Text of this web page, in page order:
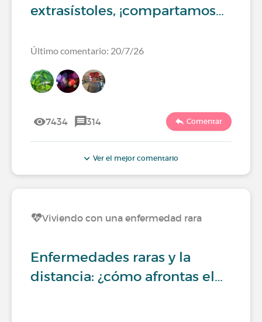
extrasístoles, ¡compartamos…
Último comentario: 20/7/26
7434 314 Comentar
Ver el mejor comentario
Viviendo con una enfermedad rara
Enfermedades raras y la
distancia: ¿cómo afrontas el…